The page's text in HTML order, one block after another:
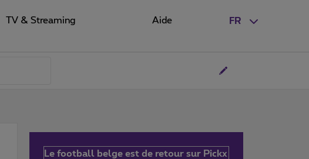
FR
TV & Streaming Aide
Le football belge est de retour sur Pickx